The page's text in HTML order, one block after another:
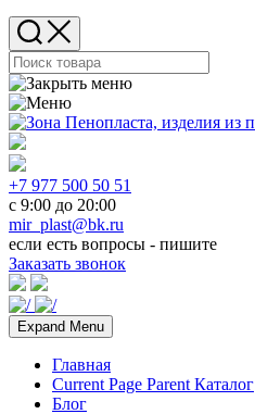
+7 977 500 50 51
с 9:00 до 20:00
mir_plast@bk.ru
если есть вопросы - пишите
Заказать звонок
Expand Menu
Главная
Current Page ParentКаталог
Блог